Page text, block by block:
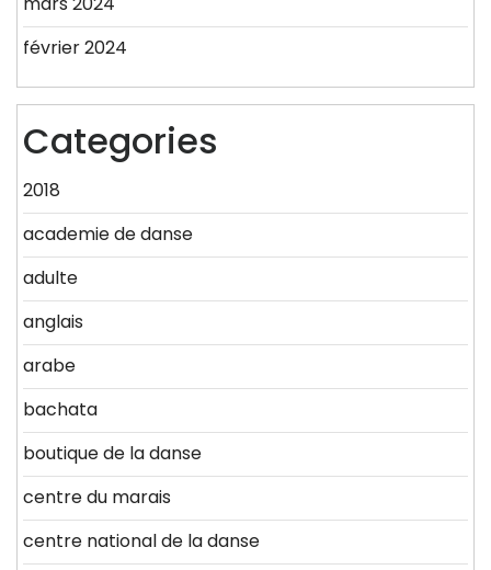
février 2024
Categories
2018
academie de danse
adulte
anglais
arabe
bachata
boutique de la danse
centre du marais
centre national de la danse